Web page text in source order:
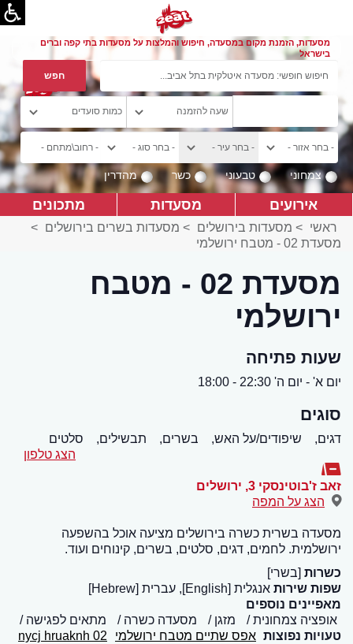
מסעדות, הזמנת מקום במסעדה, חיפוש והמלצות על מסעדות בתי קפה וברים
בישראל
צמחוני טבעוני כשר מהדרין
אירועים מסעדות מתכונים
ראשי > מסעדות בירושלים > מסעדות בשרים בירושלים >
מסעדת 02 - מטבח ירושלמי
מסעדת 02 - מטבח
ירושלמי
שעות פתיחה
יום א' - יום ה' 22:30 - 18:00
סוגים
דגים, שיפודים/על האש, בשרים, תבשילים,
סלטים
הצג טלפון
זאב ז'בוטינסקי 3 , ירושלים
הצג על המפה
מסעדה בשרית כשרה בירושלים מציעה אוכל בהשפעה
ירושלמית. לחמים, דגים, סלטים, בשרים, קינוחים ועוד.
כשרות [בשרי]
שפות שירות אנגלית [English], עברית [Hebrew]
מאפיינים נוספים
אופציה צמחונית
מזגן מסעדה כשרה
מתאים לפגישה
טעויות נפוצות אפס שתיים מטבח ירושלמי
02 nycj hruaknh